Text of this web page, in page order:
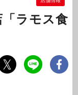
ラモス食